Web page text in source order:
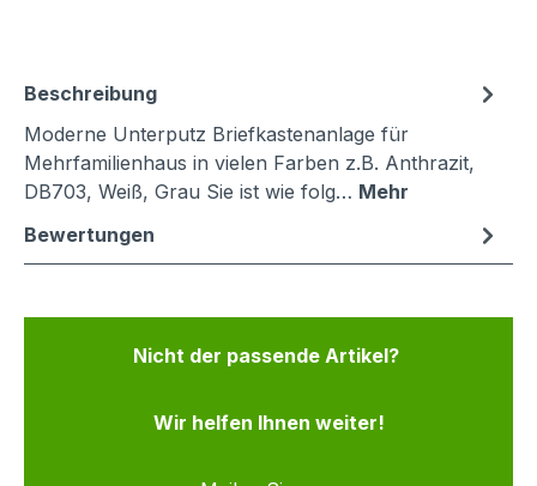
Beschreibung
Moderne Unterputz Briefkastenanlage für
Mehrfamilienhaus in vielen Farben z.B. Anthrazit,
DB703, Weiß, Grau Sie ist wie folg… Mehr
Bewertungen
Nicht der passende Artikel?
Wir helfen Ihnen weiter!